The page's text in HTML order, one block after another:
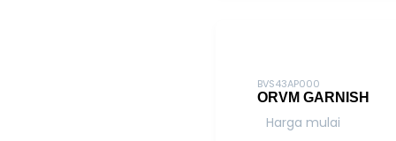
BVS43AP000
ORVM GARNISH
Harga mulai